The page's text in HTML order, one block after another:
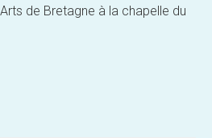
de Bretagne à la chapelle du